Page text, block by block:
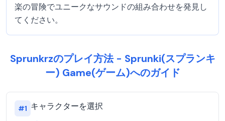
楽の冒険でユニークなサウンドの組み合わせを発見し
てください。
Sprunkrzのプレイ方法 - Sprunki(スプランキ
ー) Game(ゲーム)へのガイド
#1 キャラクターを選択